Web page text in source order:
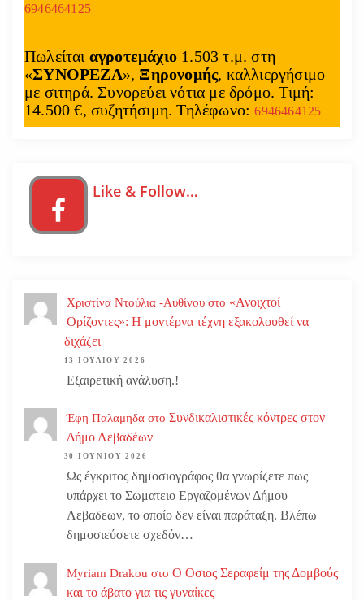
6946464125
Πωλείται αγροτεμάχιο 1.503 τ.μ. στη
«ΣΥΝΟΡΕΖΑ», Ξηρονομής, καλλιεργήσιμο
με σιτηρά. Συνορεύει νότια με δρόμο. Τιμή:
14.500 €, συζητήσιμη. Τηλέφωνο:6946464125
Like & Follow…
Χριστίνα Ντούλια -Αυθίνου στο «Ανοιχτοί
Ορίζοντες»: Η μοντέρνα τέχνη εξακολουθεί να
διχάζει
13 ΙΟΥΛΊΟΥ 2026
Εξαιρετική ανάλυση.!
Έφη Παλαμηδα στο Συνδικαλιστικές κόντρες στον
Δήμο Λεβαδέων
30 ΙΟΥΝΊΟΥ 2026
Ως έγκριτος δημοσιογράφος θα γνωρίζετε πως
υπάρχει το Σωματειο Εργαζομένων Δήμου
Λεβαδεων, το οποίο δεν είναι παράταξη. Βλέπω
δημοσιεύσετε σχεδόν…
Myriam Drakou στο Ο Οσιος Σεραφείμ της Δομβούς
και το άβατο για τις γυναίκες